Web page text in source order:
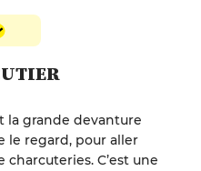
la grande devanture
le regard, pour aller
C’est une